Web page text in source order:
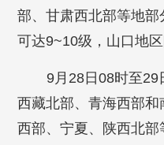
部、甘肃西北部等地
可达9~10级，山口地区
9月28日08时至29
西藏北部、青海西部
西部、宁夏、陕西北